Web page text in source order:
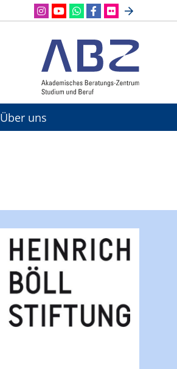
Über uns